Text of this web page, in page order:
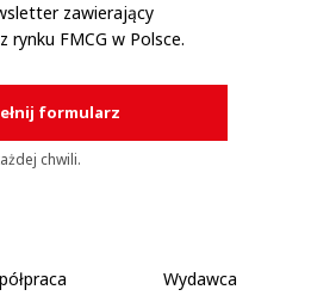
zawierający
rynku FMCG w Polsce.
formularz
chwili.
Wydawca